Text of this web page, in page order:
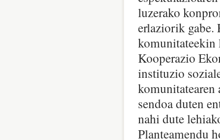
luzerako
erlaziorik gabe.
komunitateekin
Kooperazio
instituzio
komunitatearen
sendoa duten
nahi dute
Planteamendu